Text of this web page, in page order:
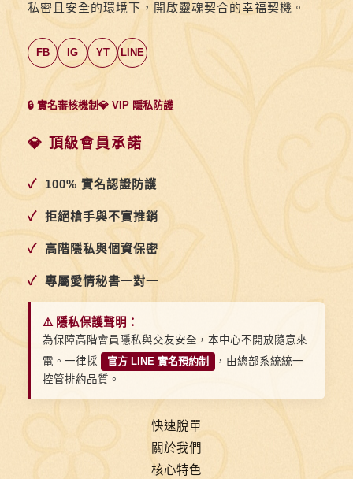
私密且安全的環境下，開啟靈魂契合的幸福契機。
FB IG YT LINE
🔒 實名審核機制💎 VIP 隱私防護
💎 頂級會員承諾
✓ 100% 實名認證防護
✓ 拒絕槍手與不實推銷
✓ 高階隱私與個資保密
✓ 專屬愛情秘書一對一
⚠️ 隱私保護聲明：
為保障高階會員隱私與交友安全，本中心不開放隨意來
電。一律採
官方 LINE 實名預約制
，由總部系統統一
控管排約品質。
快速脫單
關於我們
核心特色